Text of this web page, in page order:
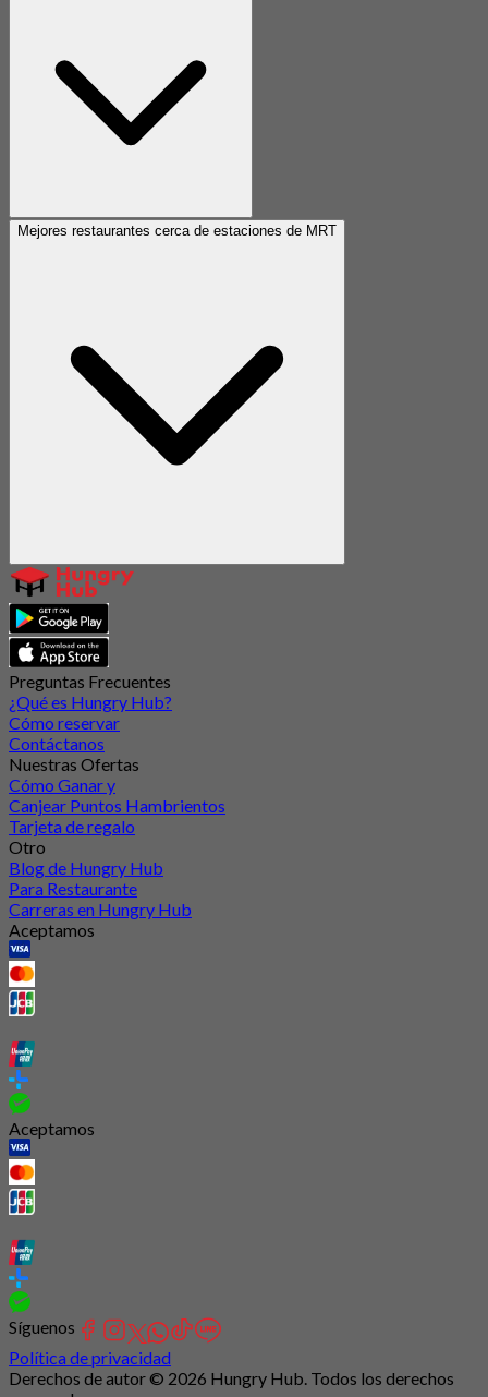
Mejores restaurantes cerca de estaciones de MRT
Preguntas Frecuentes
¿Qué es Hungry Hub?
Cómo reservar
Contáctanos
Nuestras Ofertas
Cómo Ganar y
Canjear Puntos Hambrientos
Tarjeta de regalo
Otro
Blog de Hungry Hub
Para Restaurante
Carreras en Hungry Hub
Aceptamos
Aceptamos
Síguenos
Política de privacidad
Derechos de autor © 2026 Hungry Hub. Todos los derechos